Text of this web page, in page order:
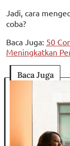
Jadi, cara
coba?
Baca Juga: 50
Meningkatkan
Baca Juga